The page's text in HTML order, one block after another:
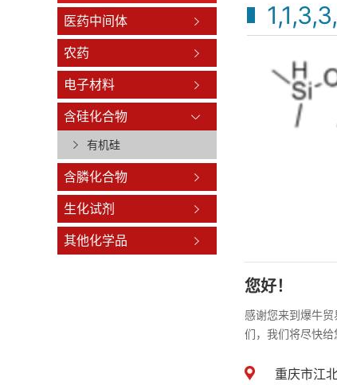
医药中间体
农药
电子材料
含硅化合物
有机硅
含膦化合物
生化试剂
其他化学品
您好！
感谢您来到爆牛
们，我们将尽快给
重庆市江